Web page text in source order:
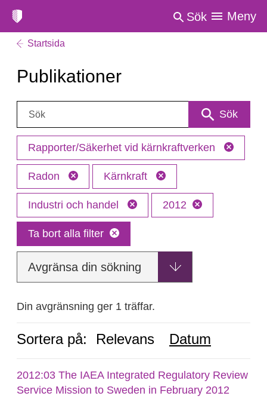
Sök Meny
Startsida
Publikationer
Sök: Sök
Rapporter/Säkerhet vid kärnkraftverken
Radon Kärnkraft
Industri och handel 2012
Ta bort alla filter
Avgränsa din sökning
Din avgränsning ger 1 träffar.
Sortera på: Relevans Datum
2012:03 The IAEA Integrated Regulatory Review
Service Mission to Sweden in February 2012